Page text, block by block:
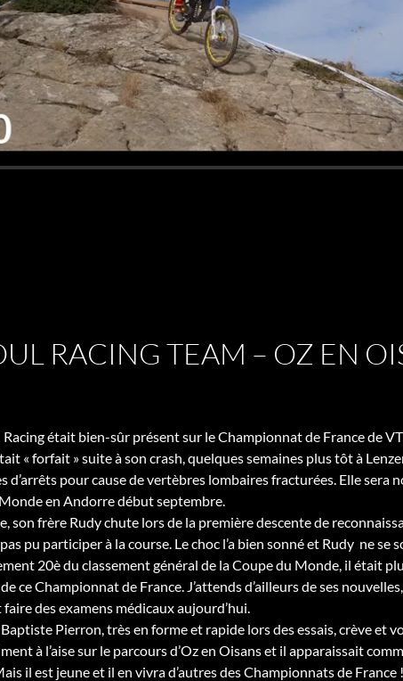
RACING TEAM – OZ EN
Racing était bien-sûr présent sur le Championnat de France de
« forfait » suite à son crash, quelques semaines plus tôt à
d’arrêts pour cause de vertèbres lombaires fracturées. Elle sera
en Andorre début septembre.
son frère Rudy chute lors de la première descente de
pu participer à la course. Le choc l’a bien sonné et Rudy ne se
20è du classement général de la Coupe du Monde, il était
ce Championnat de France. J’attends d’ailleurs de ses
des examens médicaux aujourd’hui.
Pierron, très en forme et rapide lors des essais, crève et
à l’aise sur le parcours d’Oz en Oisans et il apparaissait
il est jeune et il en vivra d’autres des Championnats de France !